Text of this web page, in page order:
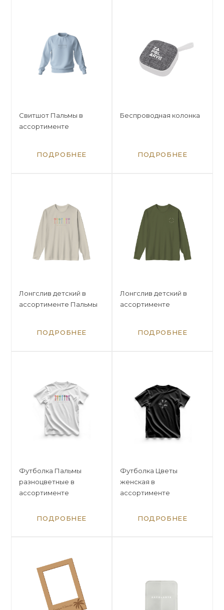
Свитшот Пальмы в
ассортименте
ПОДРОБНЕЕ
Беспроводная колонка
ПОДРОБНЕЕ
Лонгслив детский в
ассортименте Пальмы
ПОДРОБНЕЕ
Лонгслив детский в
ассортименте
ПОДРОБНЕЕ
Футболка Пальмы
разноцветные в
ассортименте
ПОДРОБНЕЕ
Футболка Цветы
женская в
ассортименте
ПОДРОБНЕЕ